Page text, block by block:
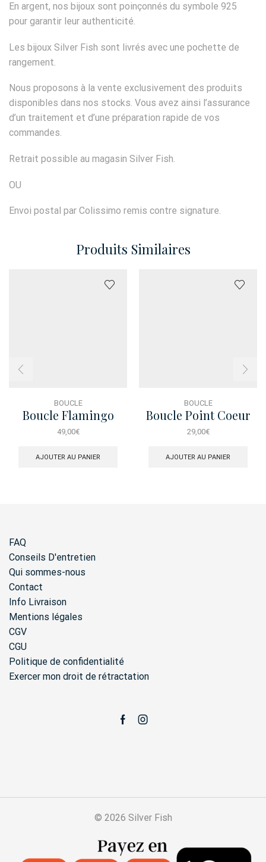
En argent, nos bijoux sont poinçonnés du symbole 925
pour garantir leur authenticité.
Les bijoux Silver Fish sont livrés avec une pochette de
rangement.
Nous proposons à la vente exclusivement des produits
disponibles dans nos stocks. Vous avez ainsi l’assurance
d’un traitement et d’une préparation rapide de vos
commandes.
Retrait possible au magasin Silver Fish.
OU
Envoi postal par Colissimo remis contre signature.
Produits Similaires
BOUCLE
Boucle Flamingo
49,00€
AJOUTER AU PANIER
BOUCLE
Boucle Point Coeur
Rouge
29,00€
AJOUTER AU PANIER
FAQ
Conseils D'entretien
Qui sommes-nous
Contact
Info Livraison
Mentions légales
CGV
CGU
Politique de confidentialité
Exercer mon droit de rétractation
FacebookInstagram
© 2026 Silver Fish